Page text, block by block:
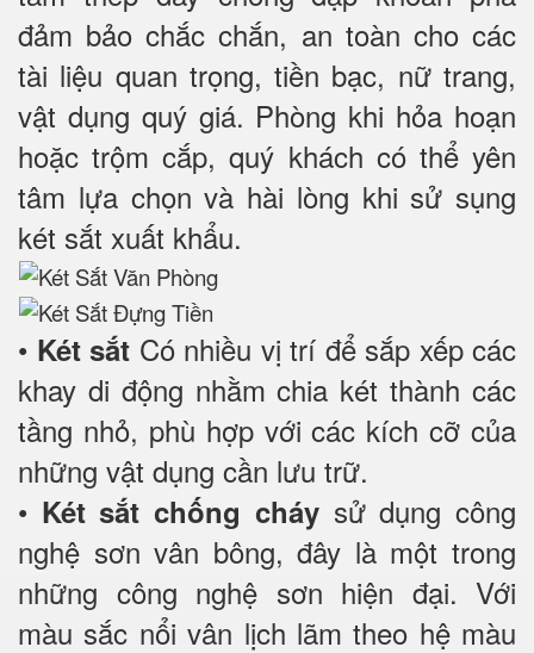
đảm bảo chắc chắn, an toàn cho các
tài liệu quan trọng, tiền bạc, nữ trang,
vật dụng quý giá. Phòng khi hỏa hoạn
hoặc trộm cắp, quý khách có thể yên
tâm lựa chọn và hài lòng khi sử sụng
két sắt xuất khẩu.
• Két sắt Có nhiều vị trí để sắp xếp các
khay di động nhằm chia két thành các
tầng nhỏ, phù hợp với các kích cỡ của
những vật dụng cần lưu trữ.
• Két sắt chống cháy sử dụng công
nghệ sơn vân bông, đây là một trong
những công nghệ sơn hiện đại. Với
màu sắc nổi vân lịch lãm theo hệ màu